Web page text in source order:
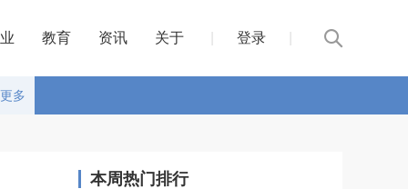
教育 资讯 关于 登录
更多
本周热门排行